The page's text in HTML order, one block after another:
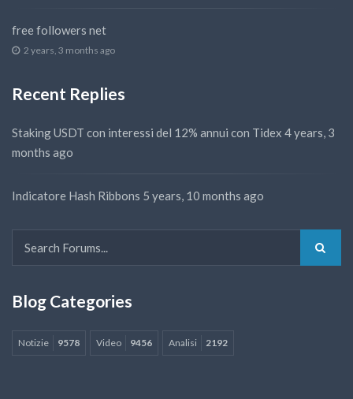
free followers net
2 years, 3 months ago
Recent Replies
Staking USDT con interessi del 12% annui con Tidex 4 years, 3
months ago
Indicatore Hash Ribbons 5 years, 10 months ago
Blog Categories
Notizie 9578 Video 9456 Analisi 2192